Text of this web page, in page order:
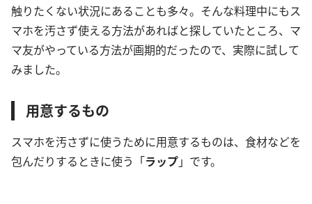
触りたくない状況にあることも多々。そんな料理中にもス
マホを汚さず使える方法があればと探していたところ、マ
マ友がやっている方法が画期的だったので、実際に試して
みました。
用意するもの
スマホを汚さずに使うために用意するものは、食材などを
包んだりするときに使う「ラップ」です。